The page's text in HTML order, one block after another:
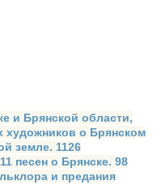
и Брянской области,
художников о Брянском
земле. 1126
песен о Брянске. 98
и предания